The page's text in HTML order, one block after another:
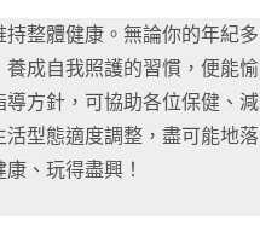
整體健康。無論你的年紀多
成自我照護的習慣，便能愉
方針，可協助各位保健、減
型態適度調整，盡可能地落
、玩得盡興！